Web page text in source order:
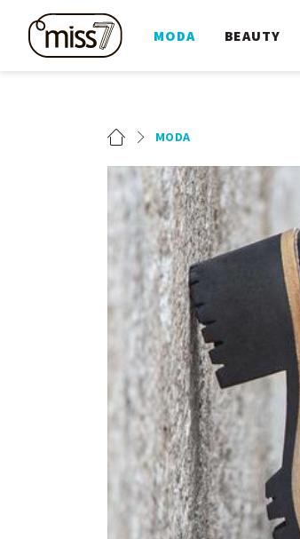
MODA BEAUTY
MODA